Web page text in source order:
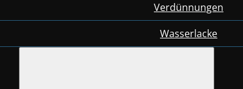
Verdünnungen
Wasserlacke